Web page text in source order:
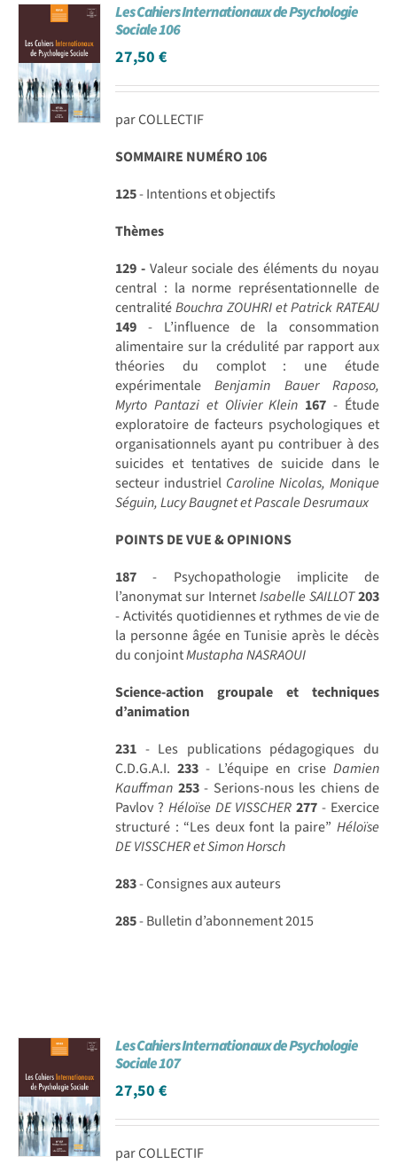
Les Cahiers Internationaux de Psychologie
Sociale 106
27,50€
par COLLECTIF
SOMMAIRE NUMÉRO 106
125- Intentions et objectifs
Thèmes
129 -Valeur sociale des éléments du noyau
central : la norme représentationnelle de
centralitéBouchra ZOUHRI et Patrick RATEAU
149 - L’influence de la consommation
alimentaire sur la crédulité par rapport aux
théories du complot : une étude
expérimentaleBenjamin Bauer Raposo,
Myrto Pantazi et Olivier Klein 167 - Étude
exploratoire de facteurs psychologiques et
organisationnels ayant pu contribuer à des
suicides et tentatives de suicide dans le
secteur industriel Caroline Nicolas, Monique
Séguin, Lucy Baugnet et Pascale Desrumaux
POINTS DE VUE & OPINIONS
187 - Psychopathologie implicite de
l’anonymat sur InternetIsabelle SAILLOT203
- Activités quotidiennes et rythmes de vie de
la personne âgée en Tunisie après le décès
du conjointMustapha NASRAOUI
Science-action groupale et techniques
d’animation
231 - Les publications pédagogiques du
C.D.G.A.I.233 - L’équipe en crise Damien
Kauffman 253- Serions-nous les chiens de
Pavlov ? Héloïse DE VISSCHER 277 - Exercice
structuré : “Les deux font la paire” Héloïse
DE VISSCHER et Simon Horsch
283- Consignes aux auteurs
285- Bulletin d’abonnement 2015
Les Cahiers Internationaux de Psychologie
Sociale 107
27,50€
par COLLECTIF